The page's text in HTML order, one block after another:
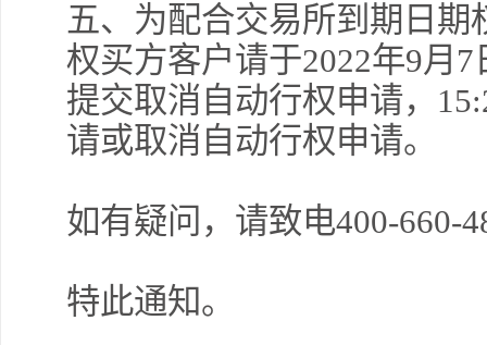
五、为配合交易所到期日
权买方客户请于2022年9月
提交取消自动行权申请，
请或取消自动行权申请。
如有疑问，请致电400-660-
特此通知。
主
现
许
反